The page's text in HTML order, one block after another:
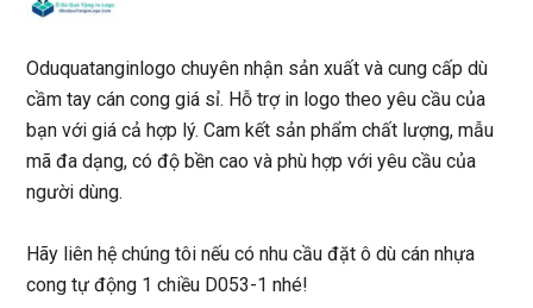
Oduquatanginlogo chuyên nhận sản xuất và cung cấp dù
cầm tay cán cong giá sỉ. Hỗ trợ in logo theo yêu cầu của
bạn với giá cả hợp lý. Cam kết sản phẩm chất lượng, mẫu
mã đa dạng, có độ bền cao và phù hợp với yêu cầu của
người dùng.
Hãy liên hệ chúng tôi nếu có nhu cầu đặtô dù cán nhựa
cong tự động 1 chiều D053-1 nhé!